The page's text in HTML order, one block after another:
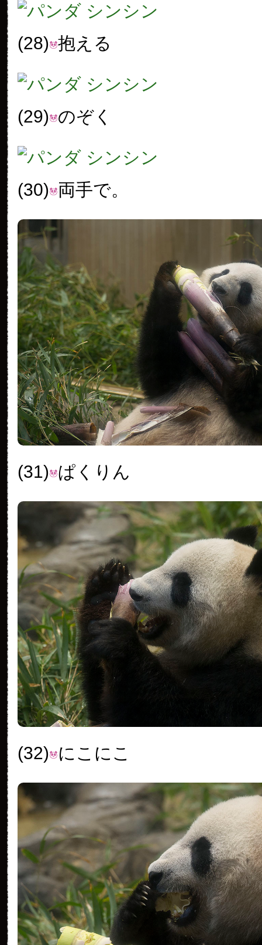
(28) 抱える
(29) のぞく
(30) 両手で。
(31) ぱくりん
(32) にこにこ